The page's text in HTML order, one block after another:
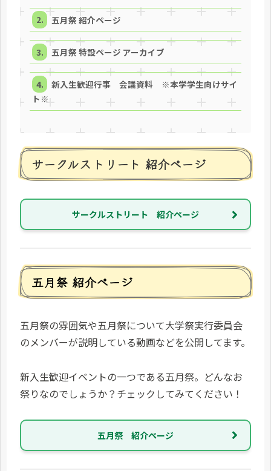
五月祭 紹介ページ
五月祭 特設ページ アーカイブ
新入生歓迎行事 会議資料 ※本学学生向けサイ
ト※
サークルストリート 紹介ページ
サークルストリート 紹介ページ
五月祭 紹介ページ
五月祭の雰囲気や五月祭について大学祭実行委員会
のメンバーが説明している動画などを公開してます。
新入生歓迎イベントの一つである五月祭。どんなお
祭りなのでしょうか？チェックしてみてください！
五月祭 紹介ページ